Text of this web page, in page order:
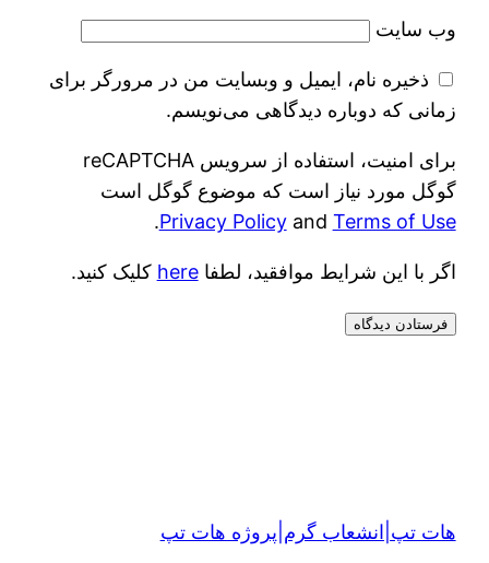
وب‌ سایت
ذخیره نام، ایمیل و وبسایت من در مرورگر برای
زمانی که دوباره دیدگاهی می‌نویسم.
برای امنیت، استفاده از سرویس reCAPTCHA
گوگل مورد نیاز است که موضوع گوگل است
Privacy Policyand Terms of Use
.
اگر با این شرایط موافقید، لطفاhere کلیک کنید.
هات تپ|انشعاب گرم|پروژه هات تپ